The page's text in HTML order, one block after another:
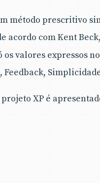
método prescritivo
acordo com Kent
os valores expressos
Feedback,
XP é